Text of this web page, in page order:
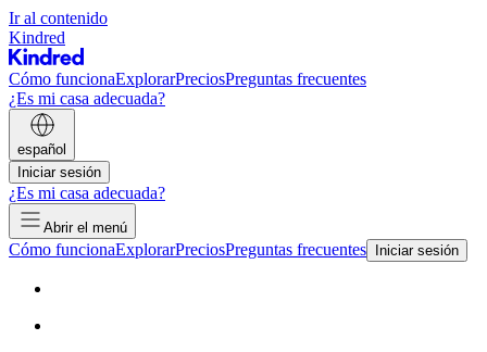
Ir al contenido
Kindred
Cómo funcionaExplorarPreciosPreguntas frecuentes
¿Es mi casa adecuada?
español
Iniciar sesión
¿Es mi casa adecuada?
Abrir el menú
Cómo funcionaExplorarPreciosPreguntas frecuentes Iniciar sesión